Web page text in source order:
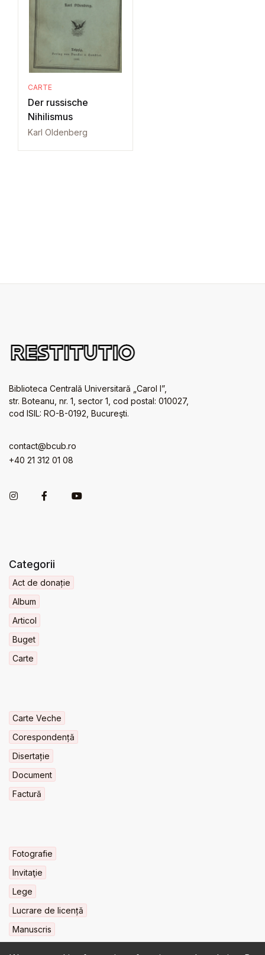
CARTE
Der russische
Nihilismus
Karl Oldenberg
Biblioteca Centrală Universitară „Carol I”,
str. Boteanu, nr. 1, sector 1, cod postal: 010027,
cod ISIL: RO-B-0192, Bucureşti.
contact@bcub.ro
+40 21 312 01 08
Categorii
Act de donație
Album
Articol
Buget
Carte
Carte Veche
Corespondență
Disertație
Document
Factură
Fotografie
Invitaţie
Lege
Lucrare de licență
Manuscris